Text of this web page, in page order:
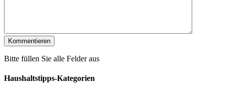
Bitte füllen Sie alle Felder aus
Haushaltstipps-Kategorien